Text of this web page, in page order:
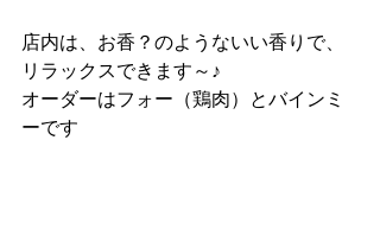
店内は、お香？のようないい香りで、
リラックスできます～♪
オーダーはフォー（鶏肉）とバインミ
ーです